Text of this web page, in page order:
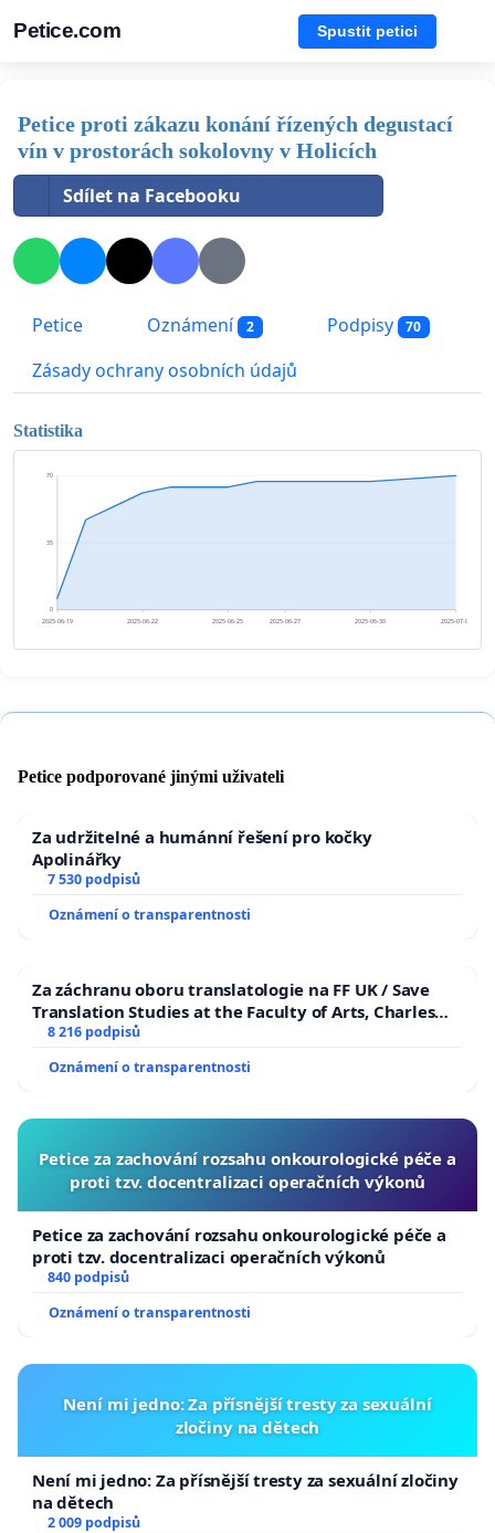
Petice.com Spustit petici
Petice proti zákazu konání řízených degustací
vín v prostorách sokolovny v Holicích
Sdílet na Facebooku
Petice Oznámení 2 Podpisy 70
Zásady ochrany osobních údajů
Statistika
0
35
70
2025-06-19 2025-06-22 2025-06-25 2025-06-27 2025-06-30 2025-07-03
Petice podporované jinými uživateli
Za udržitelné a humánní řešení pro kočky
Apolinářky
7 530 podpisů
Oznámení o transparentnosti
Za záchranu oboru translatologie na FF UK / Save
Translation Studies at the Faculty of Arts, Charles
University
8 216 podpisů
Oznámení o transparentnosti
Petice za zachování rozsahu onkourologické péče a
proti tzv. docentralizaci operačních výkonů
Petice za zachování rozsahu onkourologické péče a
proti tzv. docentralizaci operačních výkonů
840 podpisů
Oznámení o transparentnosti
Není mi jedno: Za přísnější tresty za sexuální
zločiny na dětech
Není mi jedno: Za přísnější tresty za sexuální zločiny
na dětech
2 009 podpisů